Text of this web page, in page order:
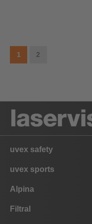
1 2
uvex safety
uvex sports
Alpina
Filtral